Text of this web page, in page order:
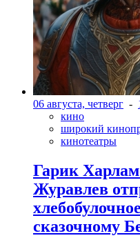
06 августа, четверг -
кино
широкий
кинотеатры
Гарик
Журавлев
сказочному